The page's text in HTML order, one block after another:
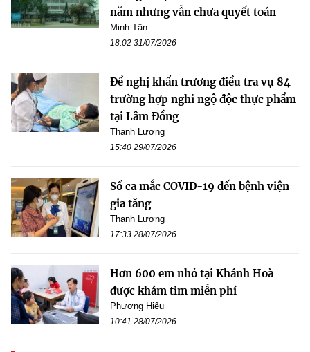
năm nhưng vẫn chưa quyết toán
Minh Tân
18:02 31/07/2026
Đề nghị khẩn trương điều tra vụ 84
trường hợp nghi ngộ độc thực phẩm
tại Lâm Đồng
Thanh Lương
15:40 29/07/2026
Số ca mắc COVID-19 đến bệnh viện
gia tăng
Thanh Lương
17:33 28/07/2026
Hơn 600 em nhỏ tại Khánh Hoà
được khám tim miễn phí
Phương Hiếu
10:41 28/07/2026